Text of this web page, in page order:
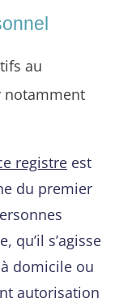
au
notamment
registre est
du premier
qu’il s’agisse
domicile ou
autorisation